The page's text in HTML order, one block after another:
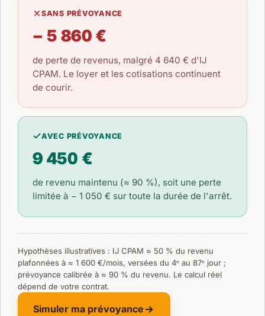
SANS PRÉVOYANCE
− 5 860 €
de perte de revenus, malgré 4 640 € d'IJ
CPAM. Le loyer et les cotisations continuent
de courir.
AVEC PRÉVOYANCE
9 450 €
de revenu maintenu (≈ 90 %), soit une perte
limitée à − 1 050 € sur toute la durée de l'arrêt.
Hypothèses illustratives : IJ CPAM ≈ 50 % du revenu
plafonnées à ≈ 1 600 €/mois, versées du 4ᵉ au 87ᵉ jour ;
prévoyance calibrée à ≈ 90 % du revenu. Le calcul réel
dépend de votre contrat.
Simuler ma prévoyance